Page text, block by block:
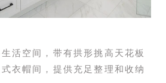
活空间，带有拱形挑高天花板
衣帽间，提供充足整理和收纳